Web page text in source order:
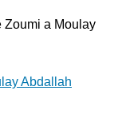
Zoumi a Moulay
Abdallah